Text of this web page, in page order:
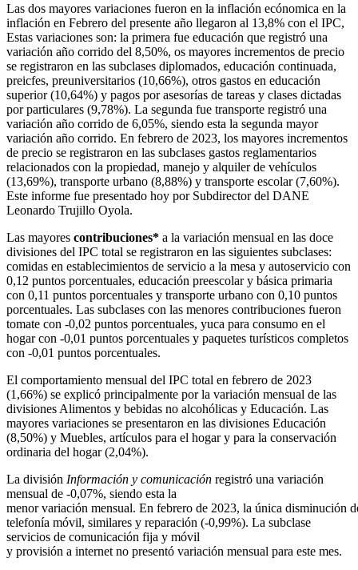
Las dos mayores variaciones fueron en la inflación ecónomica en la
inflación en Febrero del presente año llegaron al 13,8% con el IPC,
Estas variaciones son: la primera fue educación que registró una
variación año corrido del 8,50%, os mayores incrementos de precio
se registraron en las subclases diplomados, educación continuada,
preicfes, preuniversitarios (10,66%), otros gastos en educación
superior (10,64%) y pagos por asesorías de tareas y clases dictadas
por particulares (9,78%). La segunda fue transporte registró una
variación año corrido de 6,05%, siendo esta la segunda mayor
variación año corrido. En febrero de 2023, los mayores incrementos
de precio se registraron en las subclases gastos reglamentarios
relacionados con la propiedad, manejo y alquiler de vehículos
(13,69%), transporte urbano (8,88%) y transporte escolar (7,60%).
Este informe fue presentado hoy por Subdirector del DANE
Leonardo Trujillo Oyola.
Las mayores contribuciones* a la variación mensual en las doce
divisiones del IPC total se registraron en las siguientes subclases:
comidas en establecimientos de servicio a la mesa y autoservicio con
0,12 puntos porcentuales, educación preescolar y básica primaria
con 0,11 puntos porcentuales y transporte urbano con 0,10 puntos
porcentuales. Las subclases con las menores contribuciones fueron
tomate con -0,02 puntos porcentuales, yuca para consumo en el
hogar con -0,01 puntos porcentuales y paquetes turísticos completos
con -0,01 puntos porcentuales.
El comportamiento mensual del IPC total en febrero de 2023
(1,66%) se explicó principalmente por la variación mensual de las
divisiones Alimentos y bebidas no alcohólicas y Educación. Las
mayores variaciones se presentaron en las divisiones Educación
(8,50%) y Muebles, artículos para el hogar y para la conservación
ordinaria del hogar (2,04%).
La división Información y comunicación registró una variación
mensual de -0,07%, siendo esta la
menor variación mensual. En febrero de 2023, la única disminución
telefonía móvil, similares y reparación (-0,99%). La subclase
servicios de comunicación fija y móvil
y provisión a internet no presentó variación mensual para este mes.